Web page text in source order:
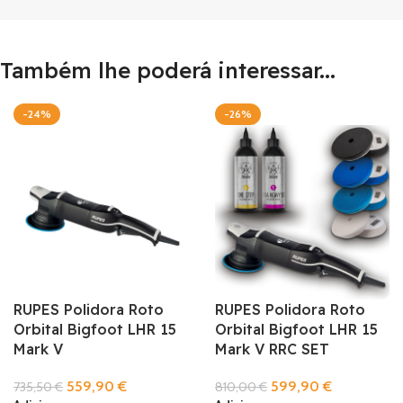
Também lhe poderá interessar...
-24%
RUPES Polidora Roto
Orbital Bigfoot LHR 15
Mark V
735,50€ 559,90€
-26%
RUPES Polidora Roto
Orbital Bigfoot LHR 15
Mark V RRC SET
810,00€ 599,90€